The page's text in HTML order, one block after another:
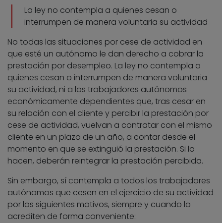
La ley no contempla a quienes cesan o
interrumpen de manera voluntaria su actividad
No todas las situaciones por cese de actividad en
que esté un autónomo le dan derecho a cobrar la
prestación por desempleo. La ley no contempla a
quienes cesan o interrumpen de manera voluntaria
su actividad, ni a los trabajadores autónomos
económicamente dependientes que, tras cesar en
su relación con el cliente y percibir la prestación por
cese de actividad, vuelvan a contratar con el mismo
cliente en un plazo de un año, a contar desde el
momento en que se extinguió la prestación. Si lo
hacen, deberán reintegrar la prestación percibida.
Sin embargo, sí contempla a todos los trabajadores
autónomos que cesen en el ejercicio de su actividad
por los siguientes motivos, siempre y cuando lo
acrediten de forma conveniente: